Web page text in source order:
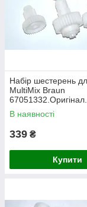
Набір шестерень
MultiMix Braun
67051332.Оригінал.
В наявності
339 ₴
Купити